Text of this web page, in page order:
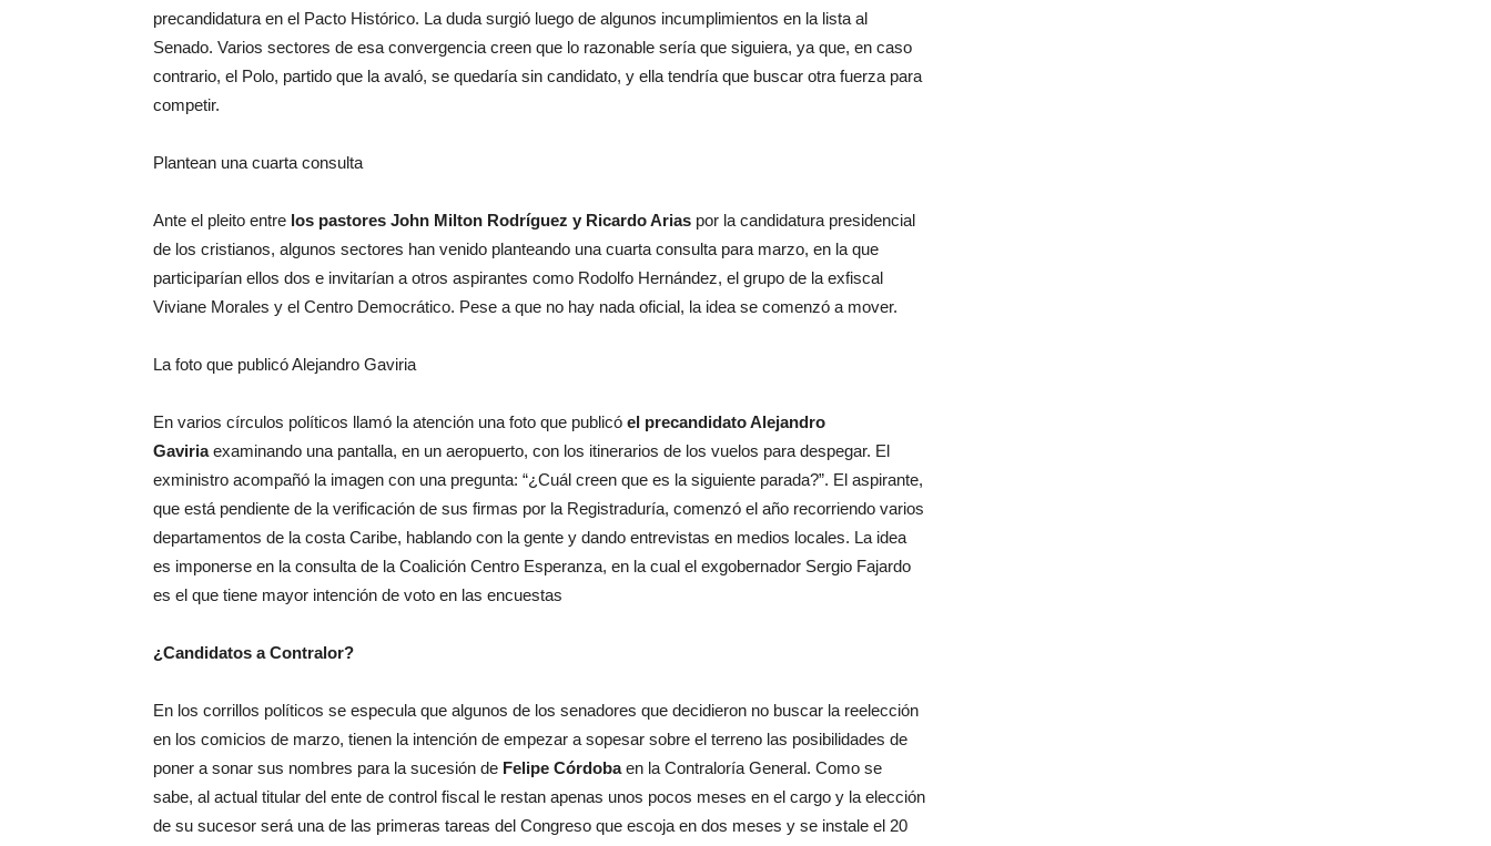
precandidatura en el Pacto Histórico. La duda surgió luego de algunos incumplimientos en la lista al
Senado. Varios sectores de esa convergencia creen que lo razonable sería que siguiera, ya que, en caso
contrario, el Polo, partido que la avaló, se quedaría sin candidato, y ella tendría que buscar otra fuerza para
competir.
Plantean una cuarta consulta
Ante el pleito entre los pastores John Milton Rodríguez y Ricardo Arias por la candidatura presidencial
de los cristianos, algunos sectores han venido planteando una cuarta consulta para marzo, en la que
participarían ellos dos e invitarían a otros aspirantes como Rodolfo Hernández, el grupo de la exfiscal
Viviane Morales y el Centro Democrático. Pese a que no hay nada oficial, la idea se comenzó a mover.
La foto que publicó Alejandro Gaviria
En varios círculos políticos llamó la atención una foto que publicó el precandidato Alejandro
Gaviriaexaminando una pantalla, en un aeropuerto, con los itinerarios de los vuelos para despegar. El
exministro acompañó la imagen con una pregunta: “¿Cuál creen que es la siguiente parada?”. El aspirante,
que está pendiente de la verificación de sus firmas por la Registraduría, comenzó el año recorriendo varios
departamentos de la costa Caribe, hablando con la gente y dando entrevistas en medios locales. La idea
es imponerse en la consulta de la Coalición Centro Esperanza, en la cual el exgobernador Sergio Fajardo
es el que tiene mayor intención de voto en las encuestas
¿Candidatos a Contralor?
En los corrillos políticos se especula que algunos de los senadores que decidieron no buscar la reelección
en los comicios de marzo, tienen la intención de empezar a sopesar sobre el terreno las posibilidades de
poner a sonar sus nombres para la sucesión de Felipe Córdobaen la Contraloría General. Como se
sabe, al actual titular del ente de control fiscal le restan apenas unos pocos meses en el cargo y la elección
de su sucesor será una de las primeras tareas del Congreso que escoja en dos meses y se instale el 20